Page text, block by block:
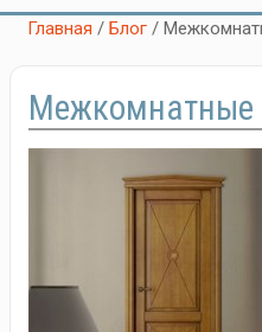
Главная /Блог /
Межкомнатные